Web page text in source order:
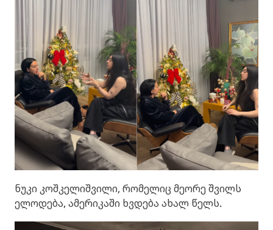
ნუკი კოშკელიშვილი, რომელიც მეორე შვილს
ელოდება, ამერიკაში ხვდება ახალ წელს.